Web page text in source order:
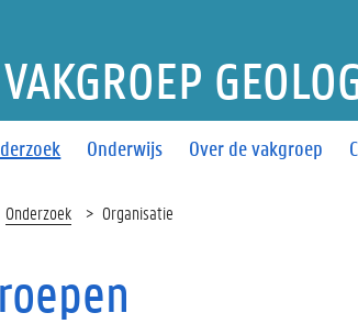
Onderwijs Over de vakgroep
VAKGROEP
Onderzoek Organisatie